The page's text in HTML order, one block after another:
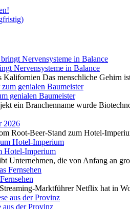
Nervensysteme in Balance
Kalifornien Das menschliche Gehirn
genialen Baumeister
ein Branchenname wurde
2026
Root-Beer-Stand zum Hotel-
Hotel-Imperium
Unternehmen, die von Anfang an
Marktführer Netflix hat in
aus der Provinz